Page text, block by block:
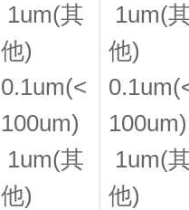
1um(其
他)
0.1um(<
100um)
1um(其
他)
1um(
他)
100um)
1um(
他)